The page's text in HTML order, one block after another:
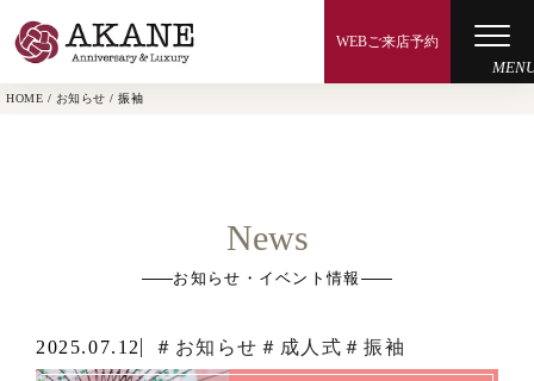
振袖コレクション
WEBご来店予約
HOME / お知らせ / 振袖
お知らせ・イベント情報
2025.07.12 ＃お知らせ ＃成人式 ＃振袖